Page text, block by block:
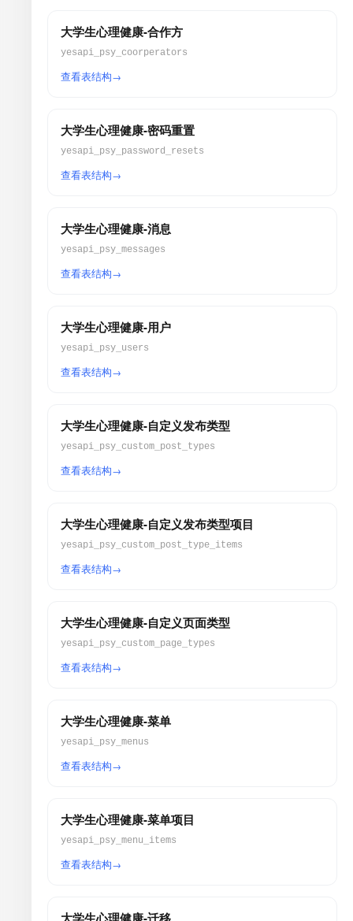
大学生心理健康-合作方
yesapi_psy_coorperators
查看表结构
大学生心理健康-密码重置
yesapi_psy_password_resets
查看表结构
大学生心理健康-消息
yesapi_psy_messages
查看表结构
大学生心理健康-用户
yesapi_psy_users
查看表结构
大学生心理健康-自定义发布类型
yesapi_psy_custom_post_types
查看表结构
大学生心理健康-自定义发布类型项目
yesapi_psy_custom_post_type_items
查看表结构
大学生心理健康-自定义页面类型
yesapi_psy_custom_page_types
查看表结构
大学生心理健康-菜单
yesapi_psy_menus
查看表结构
大学生心理健康-菜单项目
yesapi_psy_menu_items
查看表结构